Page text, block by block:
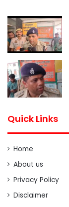
Quick Links
Home
About us
Privacy Policy
Disclaimer